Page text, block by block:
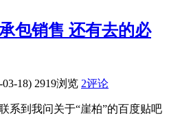
包销售 还有去的必
18) 2919浏览 2评论
系到我问关于“崖柏”的百度贴吧